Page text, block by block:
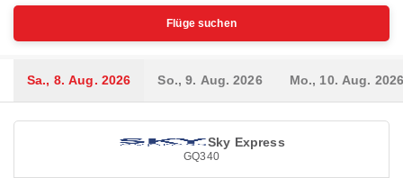
Flüge suchen
Sa., 8. Aug. 2026 So., 9. Aug. 2026 Mo., 10. Aug.
Sky Express
GQ340